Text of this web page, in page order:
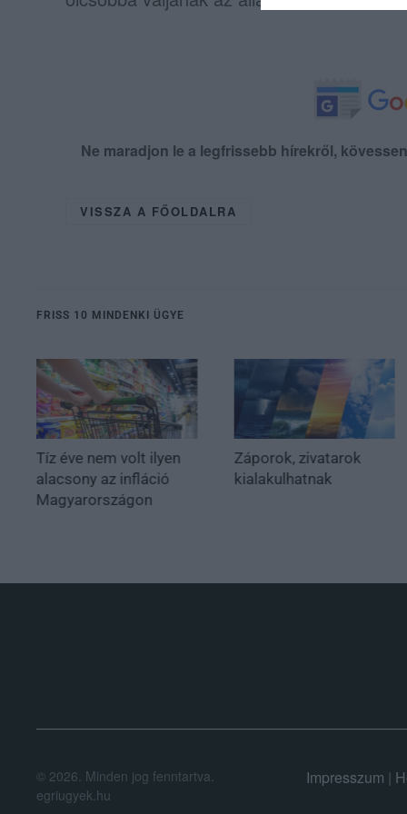
Ne maradjon le a legfrissebb hírekről,
VISSZA A FŐOLDALRA
FRISS 10 MINDENKI ÜGYE
Tíz éve nem volt ilyen
alacsony az infláció
Magyarországon
Záporok, zivatarok
kialakulhatnak
© 2026. Minden jog fenntartva.
egriugyek.hu
Impresszum |